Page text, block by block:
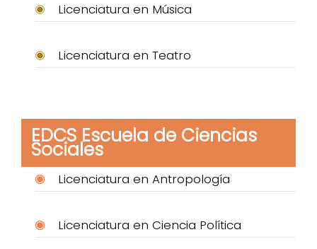
Licenciatura en Música
Licenciatura en Teatro
EDCS Escuela de Ciencias
Sociales
Licenciatura en Antropología
Licenciatura en Ciencia Política